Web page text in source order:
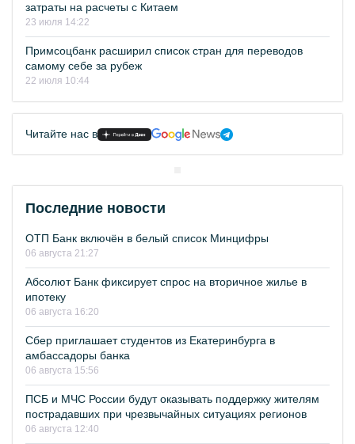
затраты на расчеты с Китаем
23 июля 14:22
Примсоцбанк расширил список стран для переводов
самому себе за рубеж
22 июля 10:44
Читайте нас в
Последние новости
ОТП Банк включён в белый список Минцифры
06 августа 21:27
Абсолют Банк фиксирует спрос на вторичное жилье в
ипотеку
06 августа 16:20
Сбер приглашает студентов из Екатеринбурга в
амбассадоры банка
06 августа 15:56
ПСБ и МЧС России будут оказывать поддержку жителям
пострадавших при чрезвычайных ситуациях регионов
06 августа 12:40